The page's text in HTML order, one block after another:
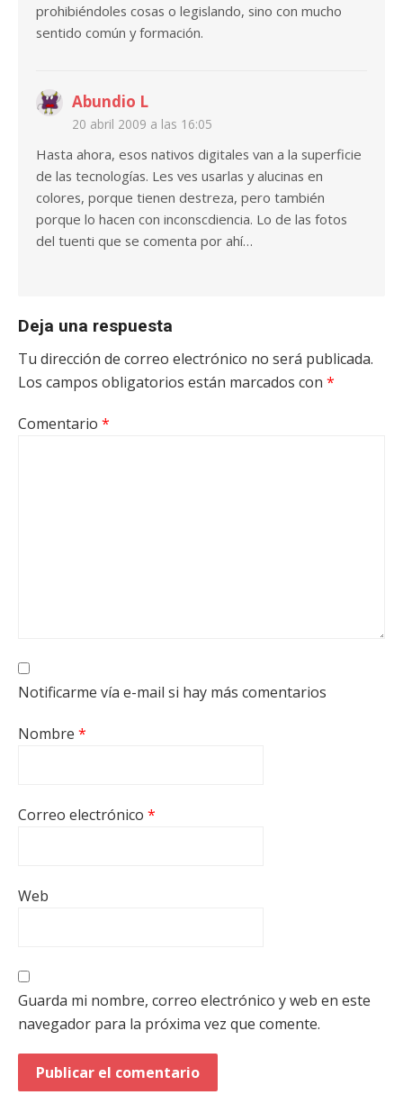
prohibiéndoles cosas o legislando, sino con mucho
sentido común y formación.
Abundio L
20 abril 2009 a las 16:05
Hasta ahora, esos nativos digitales van a la superficie
de las tecnologías. Les ves usarlas y alucinas en
colores, porque tienen destreza, pero también
porque lo hacen con inconscdiencia. Lo de las fotos
del tuenti que se comenta por ahí…
Deja una respuesta
Tu dirección de correo electrónico no será publicada.
Los campos obligatorios están marcados con *
Comentario *
Notificarme vía e-mail si hay más comentarios
Nombre *
Correo electrónico *
Web
Guarda mi nombre, correo electrónico y web en este
navegador para la próxima vez que comente.